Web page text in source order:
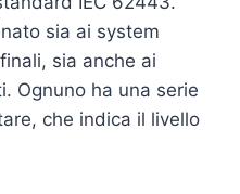
sia ai system
sia anche ai
Ognuno ha una serie
che indica il livello